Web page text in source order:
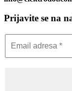
Prijavite se na